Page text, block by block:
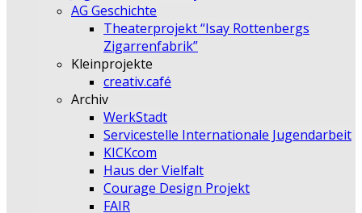
AG Geschichte
Theaterprojekt “Isay Rottenbergs
Zigarrenfabrik”
Kleinprojekte
creativ.café
Archiv
WerkStadt
Servicestelle Internationale Jugendarbeit
KICKcom
Haus der Vielfalt
Courage Design Projekt
FAIR